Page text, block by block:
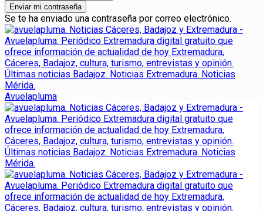
Se te ha enviado una contraseña por correo electrónico.
Avuelapluma